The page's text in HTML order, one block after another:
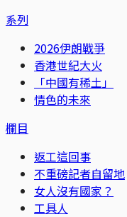
系列
2026伊朗戰爭
香港世紀大火
「中國有稀土」
情色的未來
欄目
返工這回事
不重磅記者自留地
女人沒有國家？
工具人